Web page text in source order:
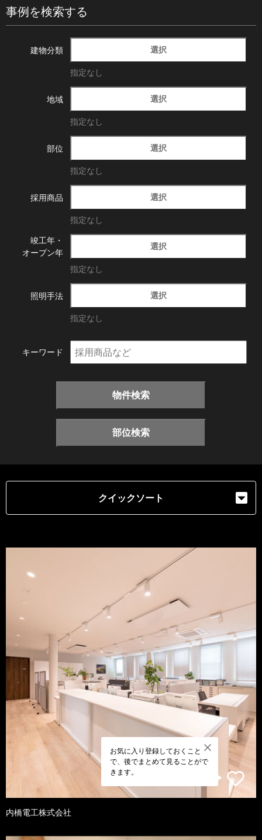
事例を検索する
建物分類 選択
指定なし
地域 選択
指定なし
部位 選択
指定なし
採用商品 選択
指定なし
竣工年・
オープン年
選択
指定なし
照明手法 選択
指定なし
キーワード
物件検索
部位検索
クイックソート
お気に入り登録しておくこと
で、後でまとめて見ることがで
きます。
内橋電工株式会社